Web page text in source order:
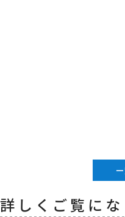
詳しくご覧に